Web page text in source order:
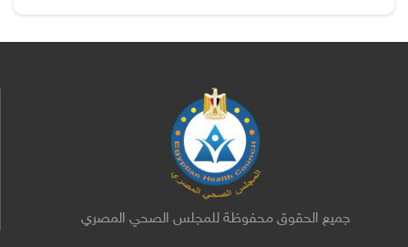
جميع الحقوق محفوظة للمجلس الصحي المصري